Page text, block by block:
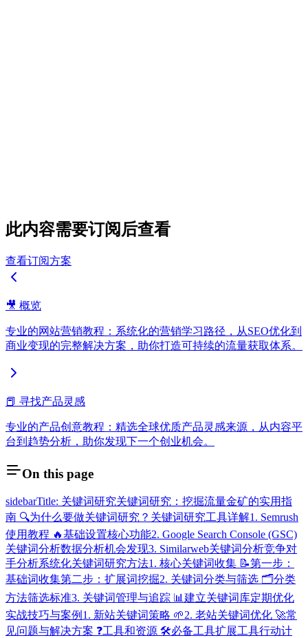
此内容需要订阅后查看
查看订阅方案
🎥 概览
专业的网站营销教程：系统化的营销学习路径，从SEO优化到
商业变现的完整解决方案，助你打造可持续的流量获取体系。
📕 寻找产品灵感
专业的产品创意教程：精选全球优质产品灵感来源，从内容平
台到趋势分析，助你发现下一个创业机会。
On this page
sidebarTitle: 关键词研究关键词研究：挖掘流量金矿的实用指
南 🔍为什么要做关键词研究？ 关键词研究工具详解1. Semrush
使用教程 🔥基础设置核心功能2. Google Search Console (GSC)
关键词分析数据分析机会发现3. Similarweb关键词分析竞争对
手分析系统化关键词研究方法1. 核心关键词收集 📝第一步：
基础词收集第二步：扩展词挖掘2. 关键词分类与筛选 🗂分类
方法筛选标准3. 关键词管理与追踪 📊 建立关键词库定期优化
实战技巧与案例 1. 新站关键词策略 🌱2. 老站关键词优化 🚀常
见问题与解决方案 ❓工具和资源 🛠必备工具扩展工具行动计